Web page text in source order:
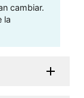
cambiar.
la